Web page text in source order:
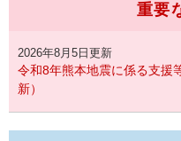
重要
2026年8月5日更新
令和8年熊本地震に係る支援
新）